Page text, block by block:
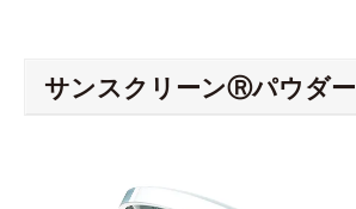
サンスクリーンⓇパウダー